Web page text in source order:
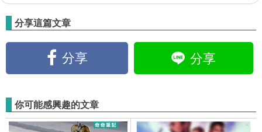
分享這篇文章
分享 分享
你可能感興趣的文章